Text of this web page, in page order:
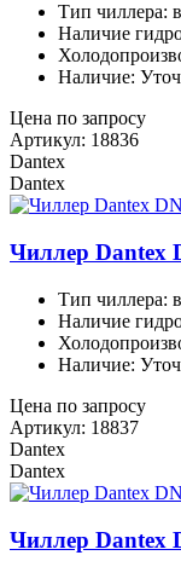
Тип чиллера:
Наличие
Наличие:
Цена по запросу
Артикул: 18836
Dantex
Dantex
Чиллер Dantex
Тип чиллера:
Наличие
Наличие:
Цена по запросу
Артикул: 18837
Dantex
Dantex
Чиллер Dantex